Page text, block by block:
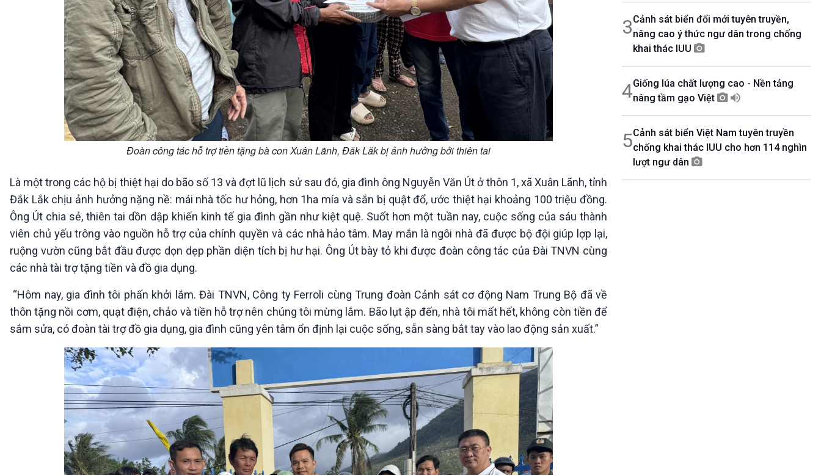
Đoàn công tác hỗ trợ tiền tặng bà con Xuân Lãnh, Đăk Lăk bị ảnh hưởng bởi thiên tai
Là một trong các hộ bị thiệt hại do bão số 13 và đợt lũ lịch sử sau đó, gia đình ông Nguyễn Văn Út ở thôn 1, xã Xuân Lãnh, tỉnh
Đắk Lắk chịu ảnh hưởng nặng nề: mái nhà tốc hư hỏng, hơn 1ha mía và sắn bị quật đổ, ước thiệt hại khoảng 100 triệu đồng.
Ông Út chia sẻ, thiên tai dồn dập khiến kinh tế gia đình gần như kiệt quệ. Suốt hơn một tuần nay, cuộc sống của sáu thành
viên chủ yếu trông vào nguồn hỗ trợ của chính quyền và các nhà hảo tâm. May mắn là ngôi nhà đã được bộ đội giúp lợp lại,
ruộng vườn cũng bắt đầu được dọn dẹp phần diện tích bị hư hại. Ông Út bày tỏ khi được đoàn công tác của Đài TNVN cùng
các nhà tài trợ tặng tiền và đồ gia dụng.
“Hôm nay, gia đình tôi phấn khởi lắm. Đài TNVN, Công ty Ferroli cùng Trung đoàn Cảnh sát cơ động Nam Trung Bộ đã về
thôn tặng nồi cơm, quạt điện, chảo và tiền hỗ trợ nên chúng tôi mừng lắm. Bão lụt ập đến, nhà tôi mất hết, không còn tiền để
sắm sửa, có đoàn tài trợ đồ gia dụng, gia đình cũng yên tâm ổn định lại cuộc sống, sẵn sàng bắt tay vào lao động sản xuất.”
3Cảnh sát biển đổi mới tuyên truyền,
nâng cao ý thức ngư dân trong chống
khai thác IUU
4Giống lúa chất lượng cao - Nền tảng
nâng tầm gạo Việt
5Cảnh sát biển Việt Nam tuyên truyền
chống khai thác IUU cho hơn 114 nghìn
lượt ngư dân